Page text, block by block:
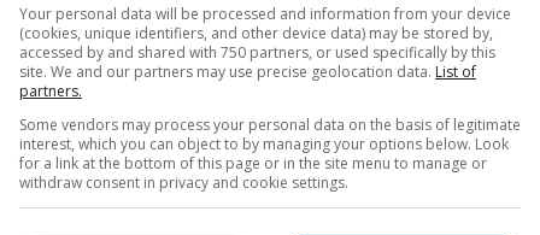
напада
инфекцијама
чак и када симптоми нестану
болест плућа (ХОБП)
који је невидљив и има непријатан, оштар мирис. Лако
штетна једињења као што су сумпорна киселина,
Your personal data will be processed and information from your device
(cookies, unique identifiers, and other device data) may be stored by,
accessed by and shared with 750 partners, or used specifically by this
site. We and our partners may use precise geolocation data. List of
partners.
Some vendors may process your personal data on the basis of legitimate
interest, which you can object to by managing your options below. Look
for a link at the bottom of this page or in the site menu to manage or
withdraw consent in privacy and cookie settings.